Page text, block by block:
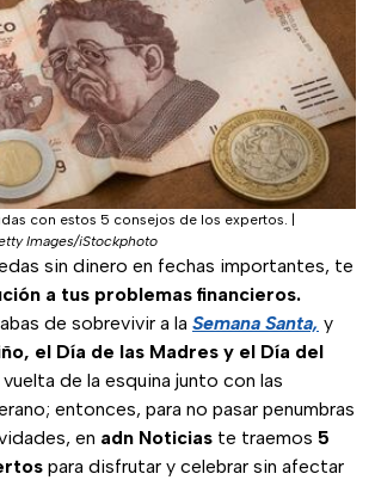
con estos 5 consejos de los expertos.
Images/iStockphoto
sin dinero en fechas importantes, te
a tus problemas financieros.
de sobrevivir a la Semana Santa, y
el Día de las Madres y el Día del
de la esquina junto con las
entonces, para no pasar penumbras
en adn Noticias te traemos 5
para disfrutar y celebrar sin afectar